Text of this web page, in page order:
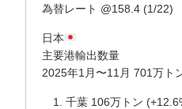
為替レート @158.4 (1/22)
日本
主要港輸出数量
2025年1月〜11月 701万ト
千葉 106万トン